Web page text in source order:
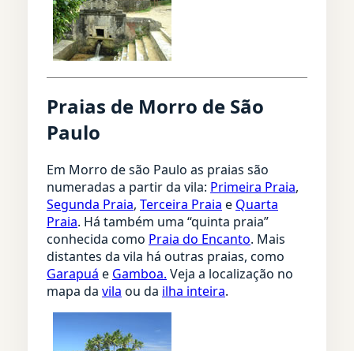
Praias de Morro de São
Paulo
Em Morro de são Paulo as praias são
numeradas a partir da vila: Primeira Praia,
Segunda Praia, Terceira Praia e Quarta
Praia. Há também uma “quinta praia”
conhecida como Praia do Encanto. Mais
distantes da vila há outras praias, como
Garapuá e Gamboa. Veja a localização no
mapa da vila ou da ilha inteira.